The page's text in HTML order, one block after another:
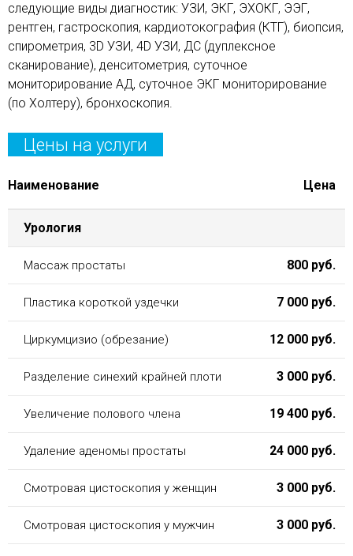
следующие виды диагностик: УЗИ, ЭКГ, ЭХОКГ, ЭЭГ,
рентген, гастроскопия, кардиотокография (КТГ), биопсия,
спирометрия, 3D УЗИ, 4D УЗИ, ДС (дуплексное
сканирование), денситометрия, суточное
мониторирование АД, суточное ЭКГ мониторирование
(по Холтеру), бронхоскопия.
Цены на услуги
Наименование Цена
Урология
Массаж простаты 800 руб.
Пластика короткой уздечки 7 000 руб.
Циркумцизио (обрезание) 12 000 руб.
Разделение синехий крайней плоти 3 000 руб.
Увеличение полового члена 19 400 руб.
Удаление аденомы простаты 24 000 руб.
Смотровая цистоскопия у женщин 3 000 руб.
Смотровая цистоскопия у мужчин 3 000 руб.